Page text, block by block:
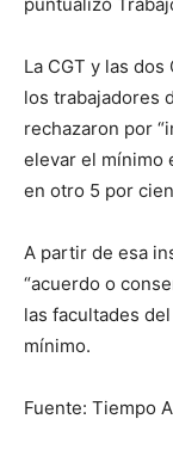
La CGT y las
los trabajadores
rechazaron por
elevar el mínimo
en otro 5 por
A partir de esa
“acuerdo o
las facultades
mínimo.
Fuente: Tiempo